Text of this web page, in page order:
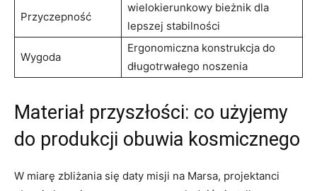
Przyczepność
wielokierunkowy bieżnik dla
lepszej stabilności
Wygoda
Ergonomiczna konstrukcja do
długotrwałego noszenia
Materiał przyszłości: co użyjemy
do produkcji obuwia kosmicznego
W miarę zbliżania się daty misji na Marsa, projektanci